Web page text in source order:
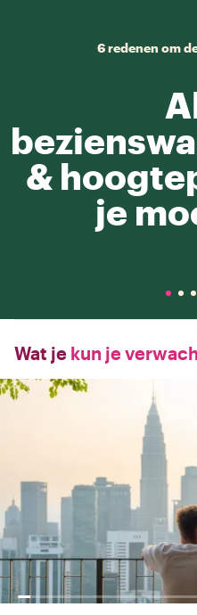
6 redenen om
&
je
Wat je kun je